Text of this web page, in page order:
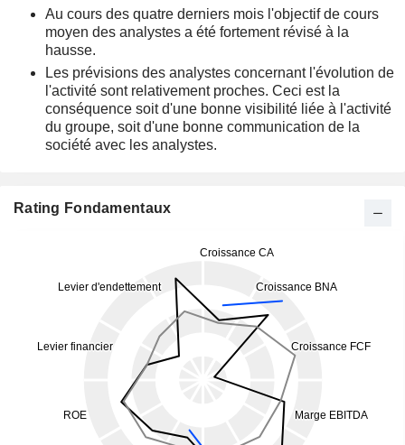
Au cours des quatre derniers mois l'objectif de cours
moyen des analystes a été fortement révisé à la
hausse.
Les prévisions des analystes concernant l'évolution de
l'activité sont relativement proches. Ceci est la
conséquence soit d'une bonne visibilité liée à l'activité
du groupe, soit d'une bonne communication de la
société avec les analystes.
Rating Fondamentaux